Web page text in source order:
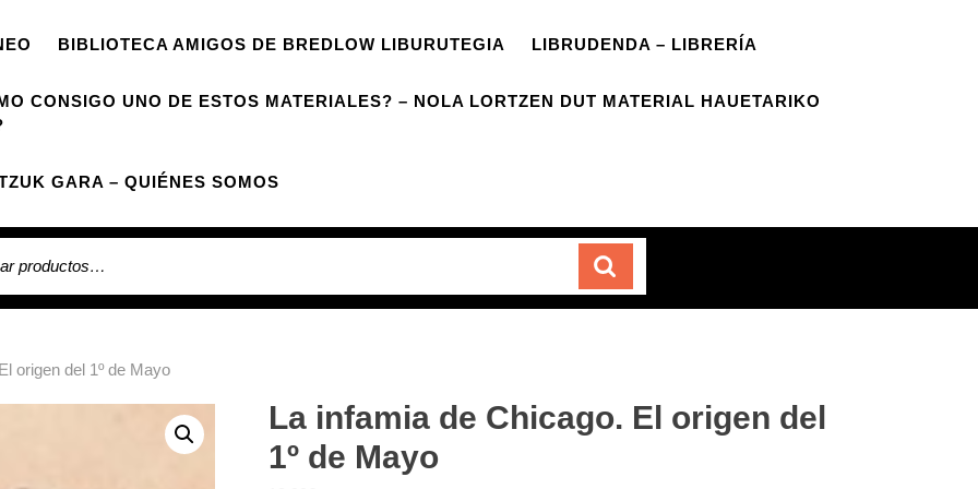
BIBLIOTECA AMIGOS DE BREDLOW LIBURUTEGIA LIBRUDENDA – LIBRERÍA
CONSIGO UNO DE ESTOS MATERIALES? – NOLA LORTZEN DUT MATERIAL HAUETARIKO
GARA – QUIÉNES SOMOS
origen del 1º de Mayo
La infamia de Chicago. El origen del
1º de Mayo